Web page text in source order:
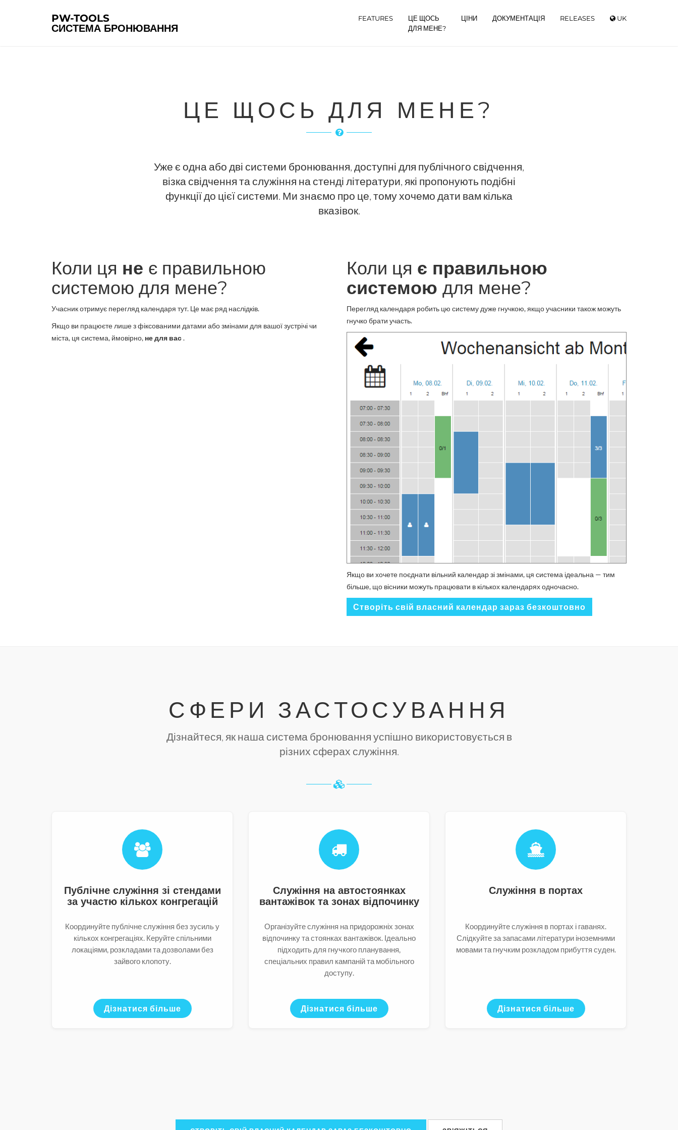
PW-TOOLS
СИСТЕМА БРОНЮВАННЯ
FEATURES
ЦЕ ЩОСЬ
ДЛЯ МЕНЕ?
ЦІНИ ДОКУМЕНТАЦІЯ RELEASES UK
ЦЕ ЩОСЬ ДЛЯ МЕНЕ?
Уже є одна або дві системи бронювання, доступні для публічного свідчення,
візка свідчення та служіння на стенді літератури, які пропонують подібні
функції до цієї системи. Ми знаємо про це, тому хочемо дати вам кілька
вказівок.
Коли ця не є правильною
системою для мене?
Учасник отримує перегляд календаря тут. Це має ряд наслідків.
Якщо ви працюєте лише з фіксованими датами або змінами для вашої зустрічі чи
міста, ця система, ймовірно, не для вас.
Коли ця є правильною
системою для мене?
Перегляд календаря робить цю систему дуже гнучкою, якщо учасники також можуть
гнучко брати участь.
Якщо ви хочете поєднати вільний календар зі змінами, ця система ідеальна — тим
більше, що вісники можуть працювати в кількох календарях одночасно.
Створіть свій власний календар зараз безкоштовно
СФЕРИ ЗАСТОСУВАННЯ
Дізнайтеся, як наша система бронювання успішно використовується в
різних сферах служіння.
Публічне служіння зі стендами
за участю кількох конгрегацій
Координуйте публічне служіння без зусиль у
кількох конгрегаціях. Керуйте спільними
локаціями, розкладами та дозволами без
зайвого клопоту.
Дізнатися більше
Служіння на автостоянках
вантажівок та зонах відпочинку
Організуйте служіння на придорожніх зонах
відпочинку та стоянках вантажівок. Ідеально
підходить для гнучкого планування,
спеціальних правил кампаній та мобільного
доступу.
Дізнатися більше
Служіння в портах
Координуйте служіння в портах і гаванях.
Слідкуйте за запасами літератури іноземними
мовами та гнучким розкладом прибуття суден.
Дізнатися більше